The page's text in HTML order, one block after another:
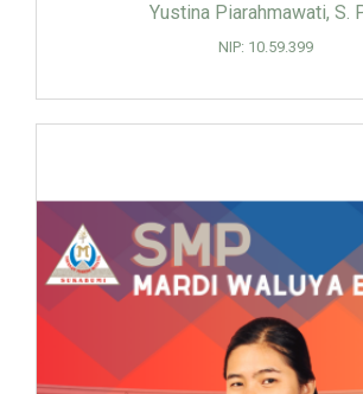
Yustina Piarahmawati, S.
NIP: 10.59.399